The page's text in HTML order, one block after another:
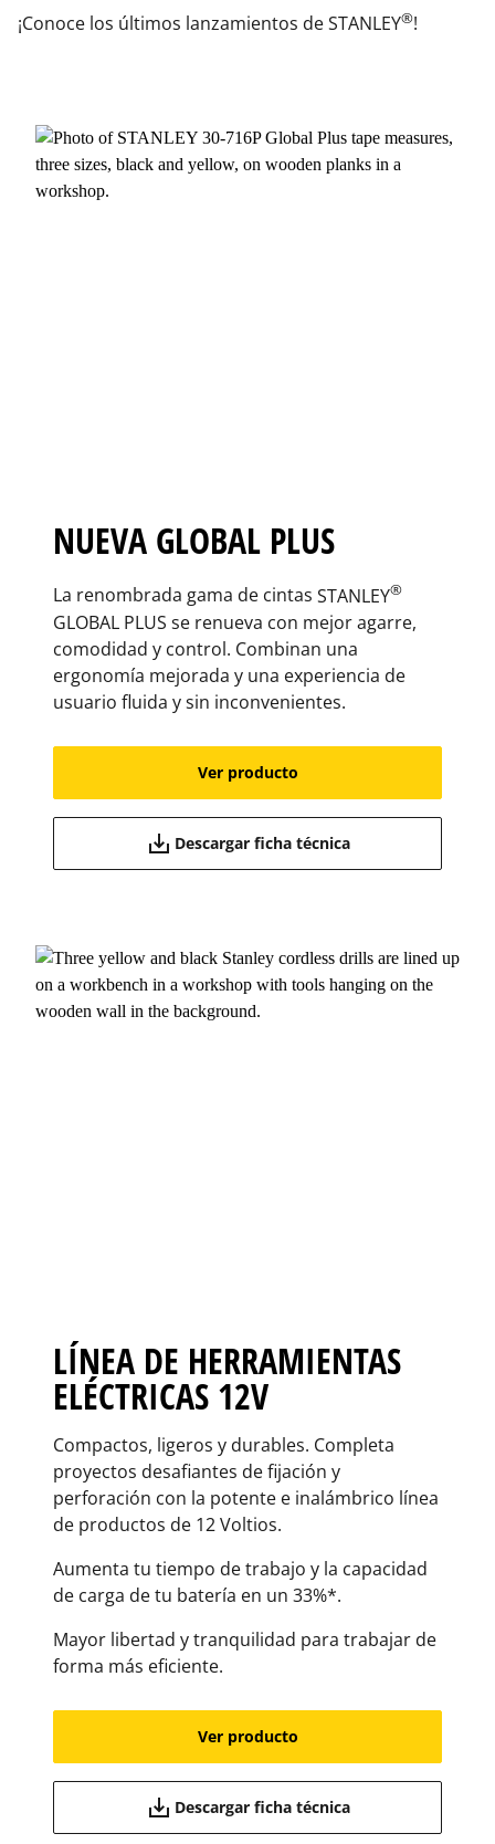
¡Conoce los últimos lanzamientos de STANLEY®!
NUEVA GLOBAL PLUS​
La renombrada gama de cintas STANLEY®
GLOBAL PLUS se renueva​ con mejor agarre,
comodidad y control. Combinan una
ergonomía​ mejorada y una experiencia de
usuario fluida y sin inconvenientes.​
Ver producto
Descargar ficha técnica
LÍNEA DE HERRAMIENTAS
ELÉCTRICAS 12V
Compactos, ligeros y durables. Completa
proyectos desafiantes de fijación y
perforación con la potente e inalámbrico línea
de productos de 12 Voltios.
Aumenta tu tiempo de trabajo y la capacidad
de carga de tu batería en un 33%*.
Mayor libertad y tranquilidad para trabajar de
forma más eficiente.
Ver producto
Descargar ficha técnica